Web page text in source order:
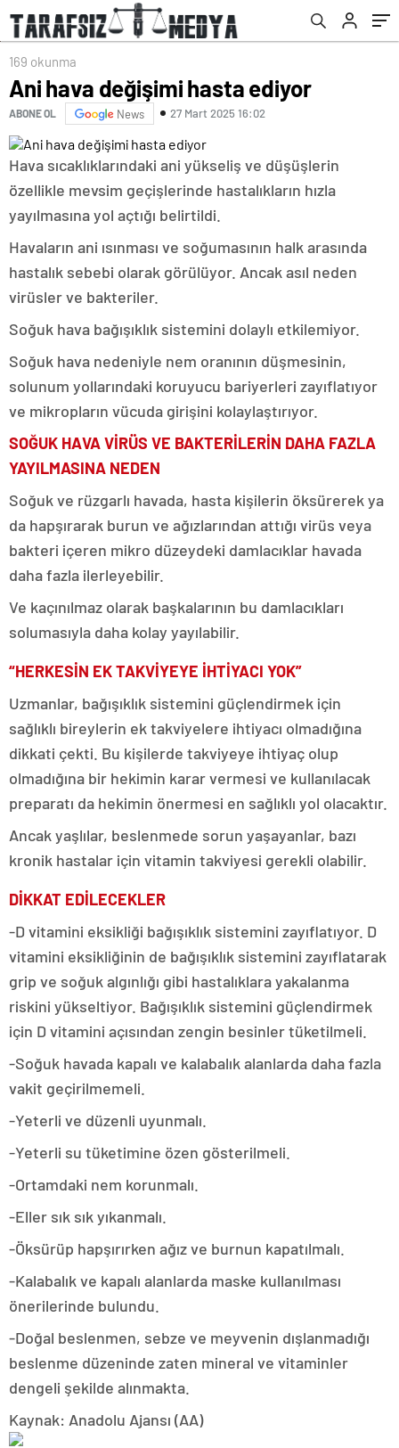
169 okunma
Ani hava değişimi hasta ediyor
ABONE OL News 27 Mart 2025 16:02
Hava sıcaklıklarındaki ani yükseliş ve düşüşlerin
özellikle mevsim geçişlerinde hastalıkların hızla
yayılmasına yol açtığı belirtildi.
Havaların ani ısınması ve soğumasının halk arasında
hastalık sebebi olarak görülüyor. Ancak asıl neden
virüsler ve bakteriler.
Soğuk hava bağışıklık sistemini dolaylı etkilemiyor.
Soğuk hava nedeniyle nem oranının düşmesinin,
solunum yollarındaki koruyucu bariyerleri zayıflatıyor
ve mikropların vücuda girişini kolaylaştırıyor.
SOĞUK HAVA VİRÜS VE BAKTERİLERİN DAHA FAZLA
YAYILMASINA NEDEN
Soğuk ve rüzgarlı havada, hasta kişilerin öksürerek ya
da hapşırarak burun ve ağızlarından attığı virüs veya
bakteri içeren mikro düzeydeki damlacıklar havada
daha fazla ilerleyebilir.
Ve kaçınılmaz olarak başkalarının bu damlacıkları
solumasıyla daha kolay yayılabilir.
“HERKESİN EK TAKVİYEYE İHTİYACI YOK”
Uzmanlar, bağışıklık sistemini güçlendirmek için
sağlıklı bireylerin ek takviyelere ihtiyacı olmadığına
dikkati çekti. Bu kişilerde takviyeye ihtiyaç olup
olmadığına bir hekimin karar vermesi ve kullanılacak
preparatı da hekimin önermesi en sağlıklı yol olacaktır.
Ancak yaşlılar, beslenmede sorun yaşayanlar, bazı
kronik hastalar için vitamin takviyesi gerekli olabilir.
DİKKAT EDİLECEKLER
-D vitamini eksikliği bağışıklık sistemini zayıflatıyor. D
vitamini eksikliğinin de bağışıklık sistemini zayıflatarak
grip ve soğuk algınlığı gibi hastalıklara yakalanma
riskini yükseltiyor. Bağışıklık sistemini güçlendirmek
için D vitamini açısından zengin besinler tüketilmeli.
-Soğuk havada kapalı ve kalabalık alanlarda daha fazla
vakit geçirilmemeli.
-Yeterli ve düzenli uyunmalı.
-Yeterli su tüketimine özen gösterilmeli.
-Ortamdaki nem korunmalı.
-Eller sık sık yıkanmalı.
-Öksürüp hapşırırken ağız ve burnun kapatılmalı.
-Kalabalık ve kapalı alanlarda maske kullanılması
önerilerinde bulundu.
-Doğal beslenmen, sebze ve meyvenin dışlanmadığı
beslenme düzeninde zaten mineral ve vitaminler
dengeli şekilde alınmakta.
Kaynak: Anadolu Ajansı (AA)